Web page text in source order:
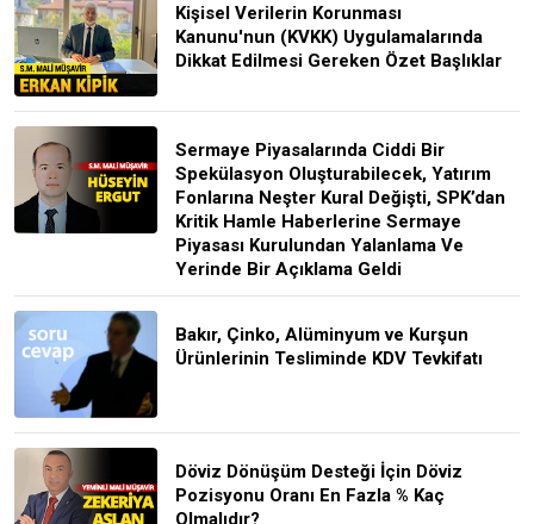
Kişisel Verilerin Korunması
Kanunu'nun (KVKK) Uygulamalarında
Dikkat Edilmesi Gereken Özet Başlıklar
Sermaye Piyasalarında Ciddi Bir
Spekülasyon Oluşturabilecek, Yatırım
Fonlarına Neşter Kural Değişti, SPK’dan
Kritik Hamle Haberlerine Sermaye
Piyasası Kurulundan Yalanlama Ve
Yerinde Bir Açıklama Geldi
Bakır, Çinko, Alüminyum ve Kurşun
Ürünlerinin Tesliminde KDV Tevkifatı
Döviz Dönüşüm Desteği İçin Döviz
Pozisyonu Oranı En Fazla % Kaç
Olmalıdır?